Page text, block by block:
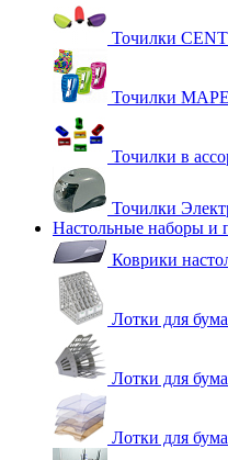
Точилки
Точилки
Точилки в
Точилки
Настольные наборы и
Коврики
Лотки для
Лотки для
Лотки для